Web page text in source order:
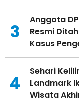
3
Anggota
Resmi
Kasus
4
Sehari
Landmark
Wisata